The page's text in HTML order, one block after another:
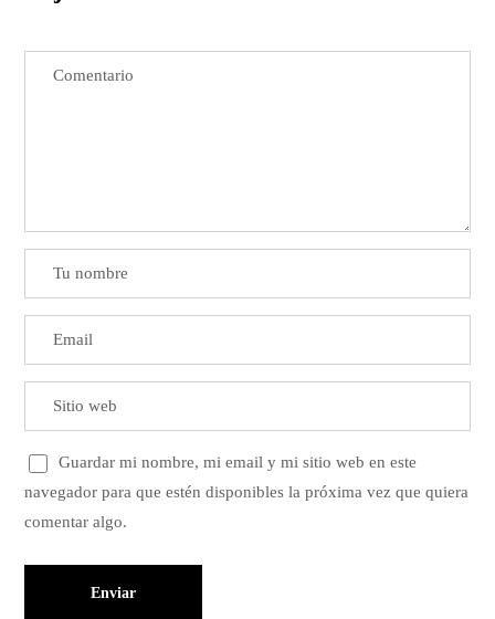
Guardar mi nombre, mi email y mi sitio web en este
navegador para que estén disponibles la próxima vez que quiera
comentar algo.